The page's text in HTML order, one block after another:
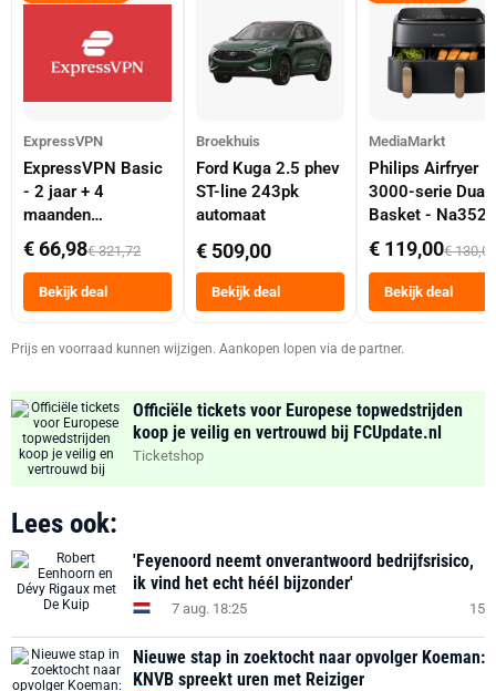
ExpressVPN
ExpressVPN Basic
- 2 jaar + 4
maanden
abonnement
€ 66,98€ 321,72
Bekijk deal
Broekhuis
Ford Kuga 2.5 phev
ST-line 243pk
automaat
€ 509,00
Bekijk deal
MediaMarkt
Philips Airfryer
3000-serie Dual
Basket -
Dubbele Mand 9
Tot 6 Personen
Heteluchtfriteuse
Zwart
€ 119,00€ 130,00
Bekijk deal
Prijs en voorraad kunnen wijzigen. Aankopen lopen via de partner.
Officiële tickets voor Europese topwedstrijden
koop je veilig en vertrouwd bij FCUpdate.nl
Ticketshop
Lees ook:
'Feyenoord neemt onverantwoord bedrijfsrisico,
ik vind het echt héél bijzonder'
7 aug. 18:25 15
Nieuwe stap in zoektocht naar opvolger Koeman:
KNVB spreekt uren met Reiziger